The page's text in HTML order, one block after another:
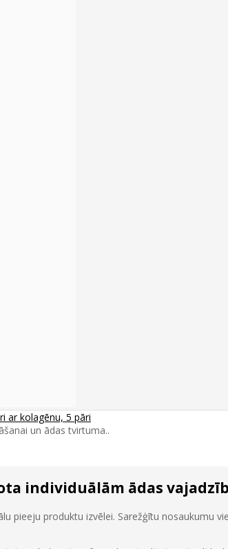
ar kolagēnu, 5 pāri
un ādas tvirtuma..
individuālām ādas
pieeju produktu izvēlei. Sarežģītu nosaukumu